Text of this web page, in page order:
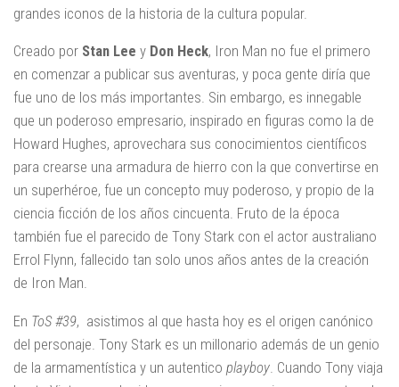
grandes iconos de la historia de la cultura popular.
Creado por Stan Lee y Don Heck, Iron Man no fue el primero
en comenzar a publicar sus aventuras, y poca gente diría que
fue uno de los más importantes. Sin embargo, es innegable
que un poderoso empresario, inspirado en figuras como la de
Howard Hughes, aprovechara sus conocimientos científicos
para crearse una armadura de hierro con la que convertirse en
un superhéroe, fue un concepto muy poderoso, y propio de la
ciencia ficción de los años cincuenta. Fruto de la época
también fue el parecido de Tony Stark con el actor australiano
Errol Flynn, fallecido tan solo unos años antes de la creación
de Iron Man.
En ToS #39, asistimos al que hasta hoy es el origen canónico
del personaje. Tony Stark es un millonario además de un genio
de la armamentística y un autentico playboy. Cuando Tony viaja